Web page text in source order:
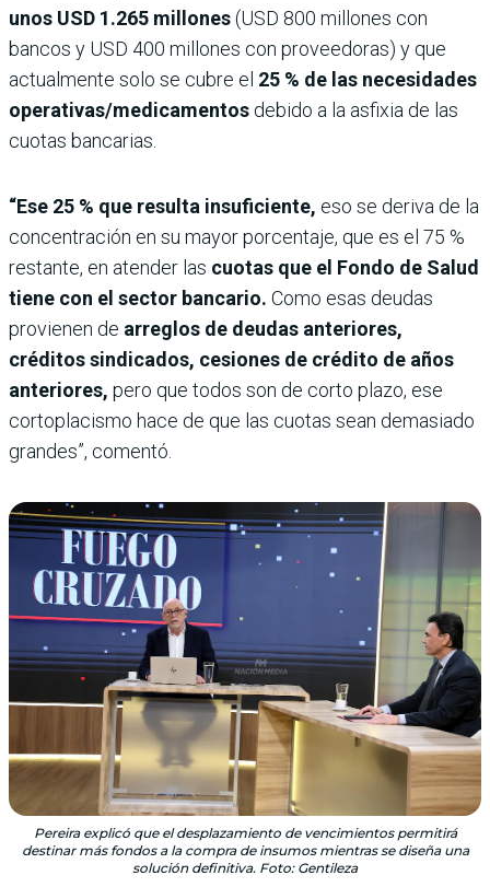
unos USD 1.265 millones(USD 800 millones con
bancos y USD 400 millones con proveedoras) y que
actualmente solo se cubre el 25 % de las necesidades
operativas/medicamentos debido a la asfixia de las
cuotas bancarias.
“Ese 25 % que resulta insuficiente, eso se deriva de la
concentración en su mayor porcentaje, que es el 75 %
restante, en atender las cuotas que el Fondo de Salud
tiene con el sector bancario. Como esas deudas
provienen de arreglos de deudas anteriores,
créditos sindicados, cesiones de crédito de años
anteriores, pero que todos son de corto plazo, ese
cortoplacismo hace de que las cuotas sean demasiado
grandes”, comentó.
Pereira explicó que el desplazamiento de vencimientos permitirá
destinar más fondos a la compra de insumos mientras se diseña una
solución definitiva. Foto: Gentileza